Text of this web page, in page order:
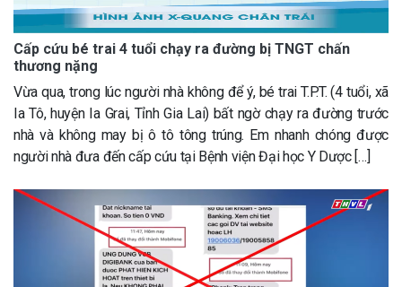
Cấp cứu bé trai 4 tuổi chạy ra đường bị TNGT chấn
thương nặng
Vừa qua, trong lúc người nhà không để ý, bé trai T.P.T. (4 tuổi, xã
Ia Tô, huyện Ia Grai, Tỉnh Gia Lai) bất ngờ chạy ra đường trước
nhà và không may bị ô tô tông trúng. Em nhanh chóng được
người nhà đưa đến cấp cứu tại Bệnh viện Đại học Y Dược […]